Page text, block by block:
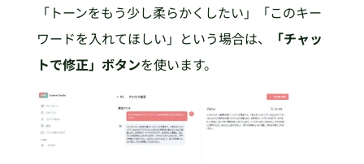
「トーンをもう少し柔らかくしたい」「このキー
ワードを入れてほしい」という場合は、
「チャッ
トで修正」ボタンを使います。